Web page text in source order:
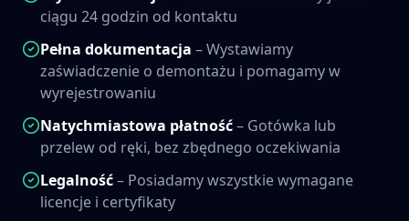
ciągu 24 godzin od kontaktu
Pełna dokumentacja – Wystawiamy
zaświadczenie o demontażu i pomagamy w
wyrejestrowaniu
Natychmiastowa płatność– Gotówka lub
przelew od ręki, bez zbędnego oczekiwania
Legalność– Posiadamy wszystkie wymagane
licencje i certyfikaty